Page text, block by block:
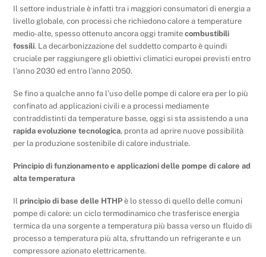
Il settore industriale è infatti tra i maggiori consumatori di energia a
livello globale, con processi che richiedono calore a temperature
medio-alte, spesso ottenuto ancora oggi tramitecombustibili
fossili. La decarbonizzazione del suddetto comparto è quindi
cruciale per raggiungere gli obiettivi climatici europei previsti entro
l’anno 2030 ed entro l’anno 2050.
Se fino a qualche anno fa l’uso delle pompe di calore era per lo più
confinato ad applicazioni civili e a processi mediamente
contraddistinti da temperature basse, oggi si sta assistendo a una
rapida evoluzione tecnologica, pronta ad aprire nuove possibilità
per la produzione sostenibile di calore industriale.
Principio di funzionamento e applicazioni delle pompe di calore ad
alta temperatura
Ilprincipio di base delle HTHP è lo stesso di quello delle comuni
pompe di calore: un ciclo termodinamico che trasferisce energia
termica da una sorgente a temperatura più bassa verso un fluido di
processo a temperatura più alta, sfruttando un refrigerante e un
compressore azionato elettricamente.